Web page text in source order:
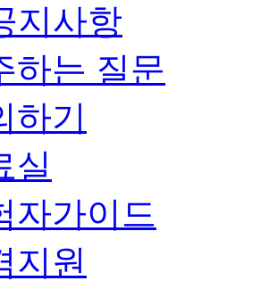
지사항
하는 질문
하기
실
자가이드
지원